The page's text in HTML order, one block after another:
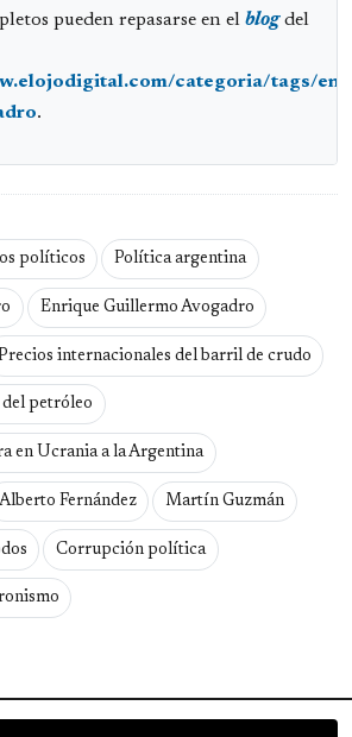
pueden repasarse en el blogdel
categoria/tags/
.
políticos Política argentina
Enrique Guillermo Avogadro
internacionales del barril de crudo
petróleo
en Ucrania a la Argentina
Alberto Fernández Martín Guzmán
Corrupción política